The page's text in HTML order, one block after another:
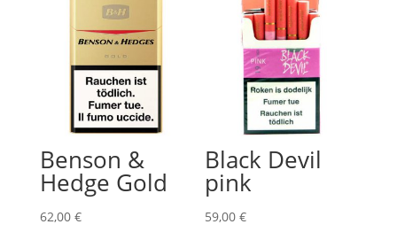
Benson &
Hedge Gold
62,00 €
Black Devil
pink
59,00€